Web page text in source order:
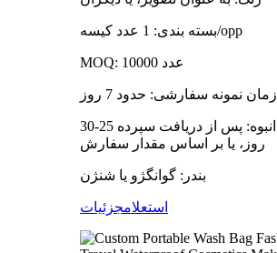
بسته بندی: 1 عدد کیسه/opp
MOQ: 10000 عدد
زمان نمونه سفارشی: حدود 7 روز
زمان تحویل انبوه: پس از دریافت سپرده 25-30
روز، یا بر اساس مقدار سفارش
بندر: گوانگژو یا شنژن
استعلامجزئیات